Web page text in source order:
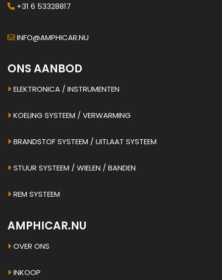
+31 6 53328817
INFO@AMPHICAR.NU
ONS AANBOD
ELEKTRONICA / INSTRUMENTEN
KOELING SYSTEEM / VERWARMING
BRANDSTOF SYSTEEM / UITLAAT SYSTEEM
STUUR SYSTEEM / WIELEN / BANDEN
REM SYSTEEM
AMPHICAR.NU
OVER ONS
INKOOP